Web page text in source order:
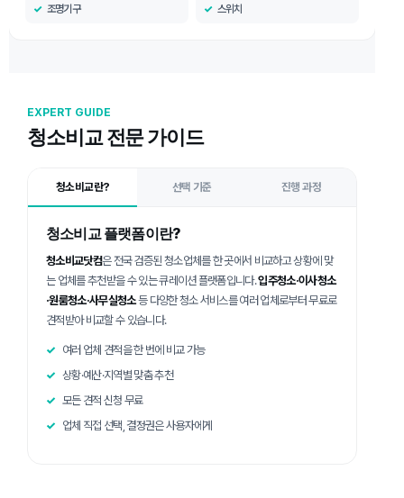
조명기구 스위치
EXPERT GUIDE
청소비교 전문 가이드
청소비교란? 선택 기준 진행 과정
청소비교 플랫폼이란?
청소비교닷컴은 전국 검증된 청소업체를 한 곳에서 비교하고 상황에 맞
는 업체를 추천받을 수 있는 큐레이션 플랫폼입니다.입주청소·이사청소
·원룸청소·사무실청소등 다양한 청소 서비스를 여러 업체로부터 무료로
견적받아 비교할 수 있습니다.
여러 업체 견적을 한 번에 비교 가능
상황·예산·지역별 맞춤 추천
모든 견적 신청 무료
업체 직접 선택, 결정권은 사용자에게